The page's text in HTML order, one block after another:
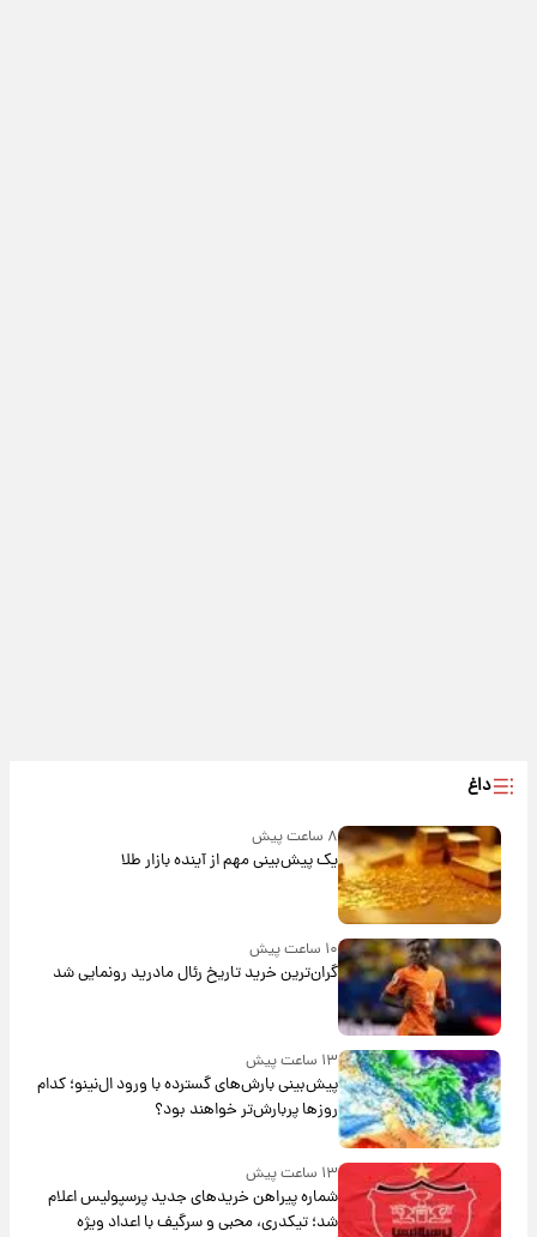
داغ
۸ ساعت پیش
یک پیش‌بینی مهم از آینده بازار طلا
۱۰ ساعت پیش
گران‌ترین خرید تاریخ رئال مادرید رونمایی شد
۱۳ ساعت پیش
پیش‌بینی بارش‌های گسترده با ورود ال‌نینو؛ کدام
روزها پربارش‌تر خواهند بود؟
۱۳ ساعت پیش
شماره پیراهن خریدهای جدید پرسپولیس اعلام
شد؛ تیکدری، محبی و سرگیف با اعداد ویژه